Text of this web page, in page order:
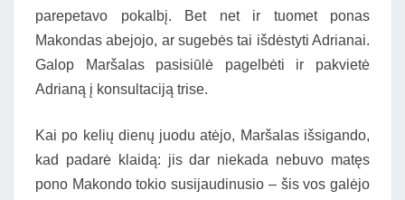
parepetavo pokalbį. Bet net ir tuomet ponas
Makondas abejojo, ar sugebės tai išdėstyti Adrianai.
Galop Maršalas pasisiūlė pagelbėti ir pakvietė
Adrianą į konsultaciją trise.
Kai po kelių dienų juodu atėjo, Maršalas išsigando,
kad padarė klaidą: jis dar niekada nebuvo matęs
pono Makondo tokio susijaudinusio – šis vos galėjo